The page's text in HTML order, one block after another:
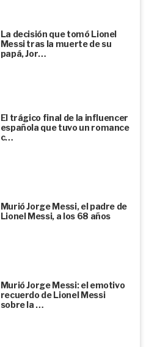
La decisión que tomó Lionel
Messi tras la muerte de su
papá, Jor…
El trágico final de la influencer
española que tuvo un romance
c…
Murió Jorge Messi, el padre de
Lionel Messi, a los 68 años
Murió Jorge Messi: el emotivo
recuerdo de Lionel Messi
sobre la …